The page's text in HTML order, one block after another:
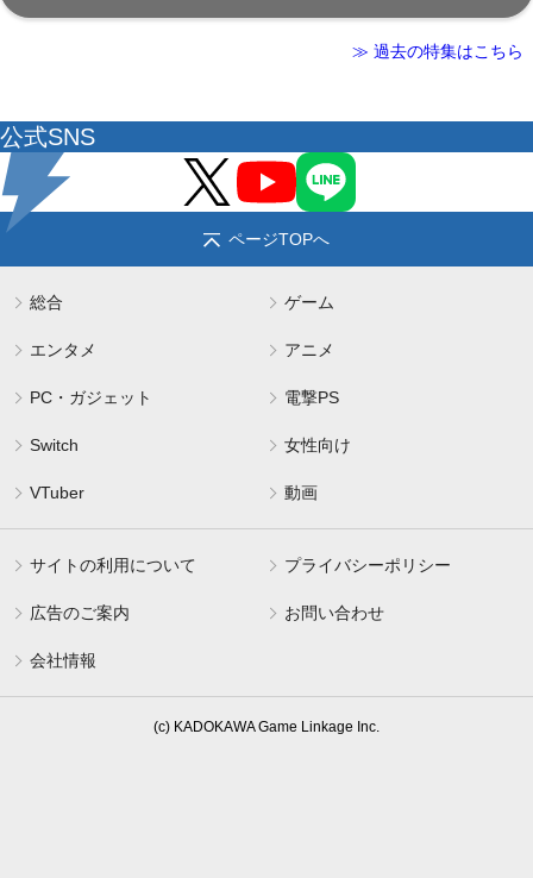
≫ 過去の特集はこちら
公式SNS
ページTOPへ
総合 ゲーム
エンタメ アニメ
PC・ガジェット 電撃PS
Switch 女性向け
VTuber 動画
サイトの利用について プライバシーポリシー
広告のご案内 お問い合わせ
会社情報
(c) KADOKAWA Game Linkage Inc.